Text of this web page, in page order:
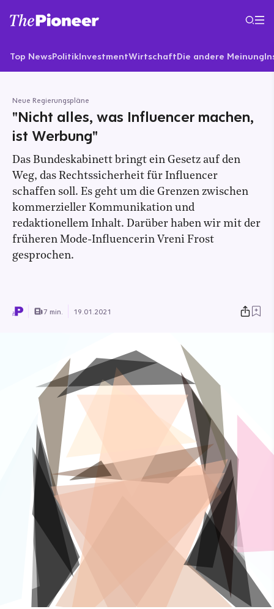
Top NewsPolitikInvestmentWirtschaftDie andere Meinung
Neue Regierungspläne
"Nicht alles, was Influencer machen,
ist Werbung"
Das Bundeskabinett bringt ein Gesetz auf den
Weg, das Rechtssicherheit für Influencer
schaffen soll. Es geht um die Grenzen zwischen
kommerzieller Kommunikation und
redaktionellem Inhalt. Darüber haben wir mit der
früheren Mode-Influencerin Vreni Frost
gesprochen.
7 min. 19.01.2021